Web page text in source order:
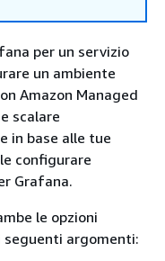
per un servizio
un ambiente
Amazon Managed
scalare
in base alle tue
configurare
Grafana.
le opzioni
argomenti: